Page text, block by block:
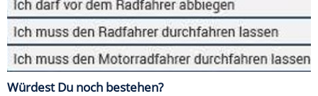
Würdest Du noch bestehen?